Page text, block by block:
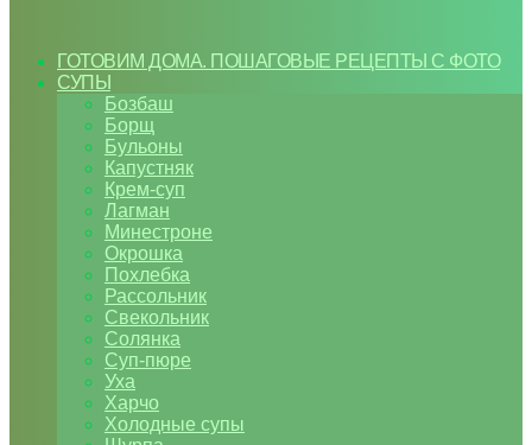
ГОТОВИМ ДОМА. ПОШАГОВЫЕ РЕЦЕПТЫ С ФОТО
СУПЫ
Бозбаш
Борщ
Бульоны
Капустняк
Крем-суп
Лагман
Минестроне
Окрошка
Похлебка
Рассольник
Свекольник
Солянка
Суп-пюре
Уха
Харчо
Холодные супы